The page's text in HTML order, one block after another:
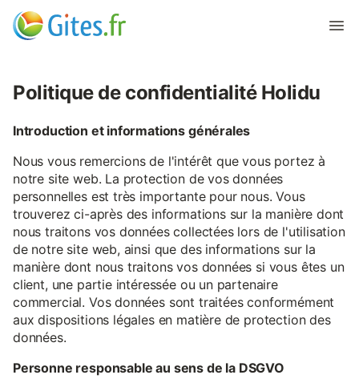
Politique de confidentialité Holidu
Introduction et informations générales
Nous vous remercions de l'intérêt que vous portez à
notre site web. La protection de vos données
personnelles est très importante pour nous. Vous
trouverez ci-après des informations sur la manière dont
nous traitons vos données collectées lors de l'utilisation
de notre site web, ainsi que des informations sur la
manière dont nous traitons vos données si vous êtes un
client, une partie intéressée ou un partenaire
commercial. Vos données sont traitées conformément
aux dispositions légales en matière de protection des
données.
Personne responsable au sens de la DSGVO